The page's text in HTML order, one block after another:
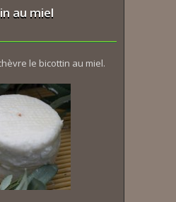
au miel
le bicottin au miel.